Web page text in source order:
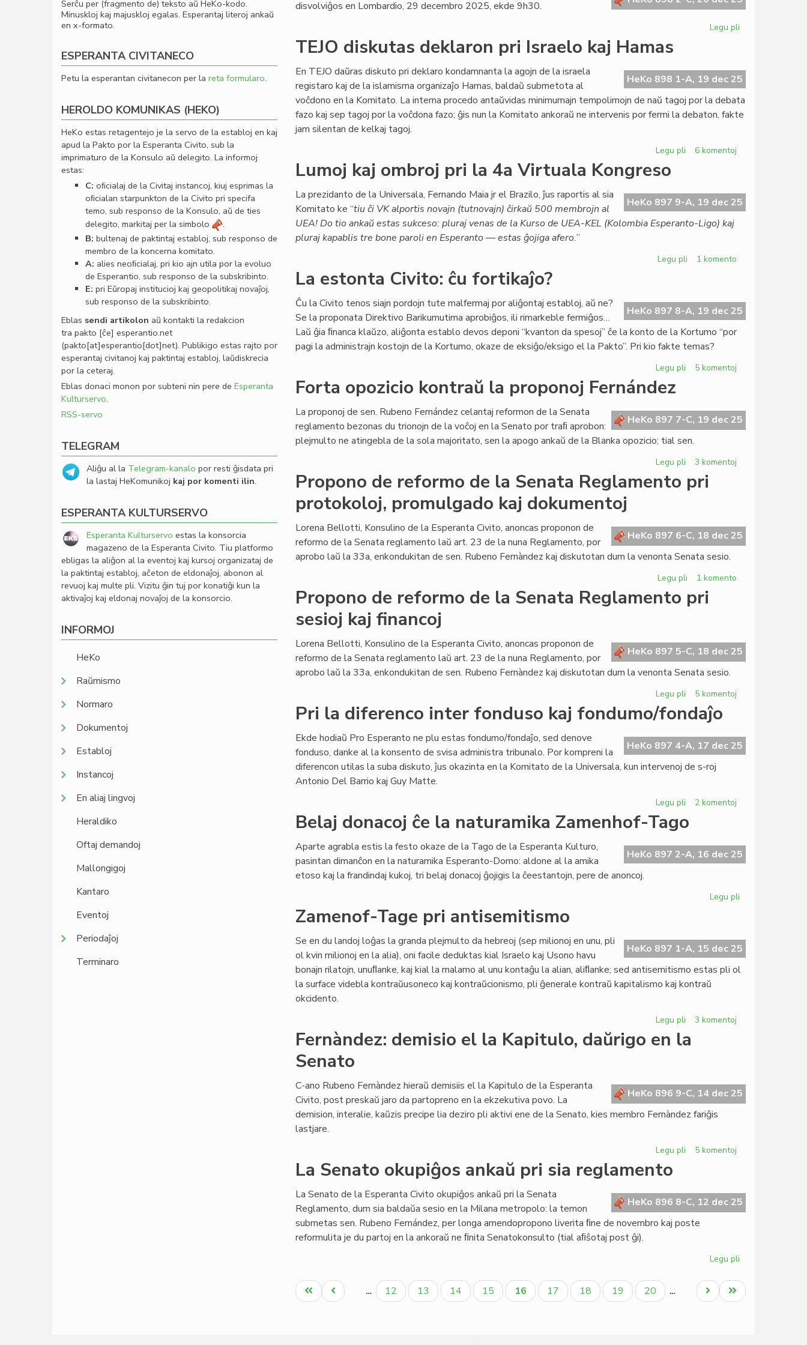
disvolviĝos en Lombardio, 29 decembro 2025, ekde 9h30.
Legu pli
Foruma
sesio,
29
decembro
TEJO diskutas deklaron pri Israelo kaj Hamas
HeKo 898 1-A, 19 dec 25
En TEJO daŭras diskuto pri deklaro kondamnanta la agojn de la israela
registaro kaj de la islamisma organizaĵo Hamas, baldaŭ submetota al
voĉdono en la Komitato. La interna procedo antaŭvidas minimumajn tempolimojn de naŭ tagoj por la debata
fazo kaj sep tagoj por la voĉdona fazo; ĝis nun la Komitato ankoraŭ ne intervenis por fermi la debaton, fakte
jam silentan de kelkaj tagoj.
Legu pli pri
pri
Israelo
kaj
6 komentoj
Lumoj kaj ombroj pri la 4a Virtuala Kongreso
HeKo 897 9-A, 19 dec 25
La prezidanto de la Universala, Fernando Maia jr el Brazilo, ĵus raportis al sia
Komitato ke “tiu ĉi VK alportis novajn (tutnovajn) ĉirkaŭ 500 membrojn al
UEA! Do tio ankaŭ estas sukceso: pluraj venas de la Kurso de UEA-KEL (Kolombia Esperanto-Ligo) kaj
pluraj kapablis tre bone paroli en Esperanto — estas ĝojiga afero.”
Legu pli
pri
la
4a
Virtuala
1 komento
La estonta Civito: ĉu fortikaĵo?
HeKo 897 8-A, 19 dec 25
Ĉu la Civito tenos siajn pordojn tute malfermaj por aliĝontaj establoj, aŭ ne?
Se la proponata Direktivo Barikumutima aprobiĝos, ili rimarkeble fermiĝos…
Laŭ ĝia ﬁnanca klaŭzo, aliĝonta establo devos deponi “kvanton da spesoj” ĉe la konto de la Kortumo “por
pagi la administrajn kostojn de la Kortumo, okaze de eksiĝo/eksigo el la Pakto”. Pri kio fakte temas?
Legu pli
ĉu
fortikaĵo?
5 komentoj
Forta opozicio kontraŭ la proponoj Fernández
HeKo 897 7-C, 19 dec 25
La proponoj de sen. Rubeno Fernández celantaj reformon de la Senata
reglamento bezonas du trionojn de la voĉoj en la Senato por traﬁ aprobon:
plejmulto ne atingebla de la sola majoritato, sen la apogo ankaŭ de la Blanka opozicio; tial sen.
Legu pli pri
opozicio
proponoj
Fernández
3 komentoj
Propono de reformo de la Senata Reglamento pri
protokoloj, promulgado kaj dokumentoj
HeKo 897 6-C, 18 dec 25
Lorena Bellotti, Konsulino de la Esperanta Civito, anoncas proponon de
reformo de la Senata reglamento laŭ art. 23 de la nuna Reglamento, por
aprobo laŭ la 33a, enkondukitan de sen. Rubeno Fernàndez kaj diskutotan dum la venonta Senata sesio.
Legu pli
Propono
de
la
Senata
Reglamento
pri
protokoloj,
promulgado
kaj
1 komento
Propono de reformo de la Senata Reglamento pri
sesioj kaj financoj
HeKo 897 5-C, 18 dec 25
Lorena Bellotti, Konsulino de la Esperanta Civito, anoncas proponon de
reformo de la Senata reglamento laŭ art. 23 de la nuna Reglamento, por
aprobo laŭ la 33a, enkondukitan de sen. Rubeno Fernàndez kaj diskutotan dum la venonta Senata sesio.
Legu pli
Propono
de
de
la
Senata
sesioj
kaj
5 komentoj
Pri la diferenco inter fonduso kaj fondumo/fondaĵo
HeKo 897 4-A, 17 dec 25
Ekde hodiaŭ Pro Esperanto ne plu estas fondumo/fondaĵo, sed denove
fonduso, danke al la konsento de svisa administra tribunalo. Por kompreni la
diferencon utilas la suba diskuto, ĵus okazinta en la Komitato de la Universala, kun intervenoj de s-roj
Antonio Del Barrio kaj Guy Matte.
Legu pli
la
inter
fonduso
fondumo/fondaĵo
2 komentoj
Belaj donacoj ĉe la naturamika Zamenhof-Tago
HeKo 897 2-A, 16 dec 25
Aparte agrabla estis la festo okaze de la Tago de la Esperanta Kulturo,
pasintan dimanĉon en la naturamika Esperanto-Domo: aldone al la amika
etoso kaj la frandindaj kukoj, tri belaj donacoj ĝojigis la ĉeestantojn, pere de anoncoj.
Legu pli
la
naturamika
Zamenhof-
Zamenof-Tage pri antisemitismo
HeKo 897 1-A, 15 dec 25
Se en du landoj loĝas la granda plejmulto da hebreoj (sep milionoj en unu, pli
ol kvin milionoj en la alia), oni facile deduktas kial Israelo kaj Usono havu
bonajn rilatojn, unuﬂanke, kaj kial la malamo al unu kontaĝu la alian, aliﬂanke; sed antisemitismo estas pli ol
la surface videbla kontraŭusoneco kaj kontraŭcionismo, pli ĝenerale kontraŭ kapitalismo kaj kontraŭ
okcidento.
Legu pli pri
Tage
3 komentoj
Fernàndez: demisio el la Kapitulo, daŭrigo en la
Senato
HeKo 896 9-C, 14 dec 25
C-ano Rubeno Fernàndez hieraŭ demisiis el la Kapitulo de la Esperanta
Civito, post preskaŭ jaro da partopreno en la ekzekutiva povo. La
demision, interalie, kaŭzis precipe lia deziro pli aktivi ene de la Senato, kies membro Fernàndez fariĝis
lastjare.
Legu pli
la
Kapitulo,
daŭrigo
Senato
5 komentoj
La Senato okupiĝos ankaŭ pri sia reglamento
HeKo 896 8-C, 12 dec 25
La Senato de la Esperanta Civito okupiĝos ankaŭ pri la Senata
Reglamento, dum sia baldaŭa sesio en la Milana metropolo: la temon
submetas sen. Rubeno Fernández, per longa amendopropono liverita ﬁne de novembro kaj poste
reformulita je du partoj en la ankoraŭ ne ﬁnita Senatokonsulto (tial aﬁŝotaj post ĝi).
Legu pli
Senato
okupiĝos
Pagination
Unua
paĝo
Antaŭa
paĝo
… Paĝo
12 Paĝo
13 Paĝo
14 Paĝo
15
Aktuala
paĝo
16 Paĝo
17 Paĝo
18 Paĝo
19 Paĝo
20 …
Last
page
Next
page
Serĉu per (fragmento de) teksto aŭ HeKo-kodo.
Minuskloj kaj majuskloj egalas. Esperantaj literoj ankaŭ
en x-formato.
ESPERANTA CIVITANECO
Petu la esperantan civitanecon per la reta formularo.
HEROLDO KOMUNIKAS (HEKO)
HeKo estas retagentejo je la servo de la establoj en kaj
apud la Pakto por la Esperanta Civito, sub la
imprimaturo de la Konsulo aŭ delegito. La informoj
estas:
C: oﬁcialaj de la Civitaj instancoj, kiuj esprimas la
oﬁcialan starpunkton de la Civito pri specifa
temo, sub responso de la Konsulo, aŭ de ties
delegito, markitaj per la simbolo
.
B: bultenaj de paktintaj establoj, sub responso de
membro de la koncerna komitato.
A: alies neoﬁcialaj, pri kio ajn utila por la evoluo
de Esperantio, sub responso de la subskribinto.
E: pri Eŭropaj institucioj kaj geopolitikaj novaĵoj,
sub responso de la subskribinto.
Eblas sendi artikolon aŭ kontakti la redakcion
tra pakto [ĉe] esperantio.net
(pakto[at]esperantio[dot]net). Publikigo estas rajto por
esperantaj civitanoj kaj paktintaj establoj, laŭdiskrecia
por la ceteraj.
Eblas donaci monon por subteni nin pere de Esperanta
Kulturservo.
RSS-servo
TELEGRAM
Aliĝu al la Telegram-kanalo por resti ĝisdata pri
la lastaj HeKomunikoj kaj por komenti ilin.
ESPERANTA KULTURSERVO
Esperanta Kulturservo estas la konsorcia
magazeno de la Esperanta Civito. Tiu platformo
ebligas la aliĝon al la eventoj kaj kursoj organizataj de
la paktintaj establoj, aĉeton de eldonaĵoj, abonon al
revuoj kaj multe pli. Vizitu ĝin tuj por konatiĝi kun la
aktivaĵoj kaj eldonaj novaĵoj de la konsorcio.
INFORMOJ
HeKo
Raŭmismo
Normaro
Dokumentoj
Establoj
Instancoj
En aliaj lingvoj
Heraldiko
Oftaj demandoj
Mallongigoj
Kantaro
Eventoj
Periodaĵoj
Terminaro